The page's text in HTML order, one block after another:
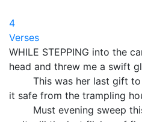
4
Verses
WHILE STEPPING into the
head and threw me a swift
This was her last gift to
it safe from the trampling
Must evening sweep this